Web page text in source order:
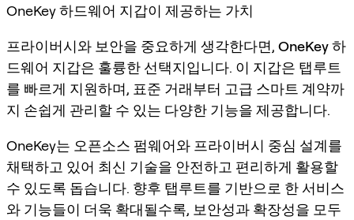
OneKey 하드웨어 지갑이 제공하는 가치
프라이버시와 보안을 중요하게 생각한다면, OneKey 하
드웨어 지갑은 훌륭한 선택지입니다. 이 지갑은 탭루트
를 빠르게 지원하며, 표준 거래부터 고급 스마트 계약까
지 손쉽게 관리할 수 있는 다양한 기능을 제공합니다.
OneKey는 오픈소스 펌웨어와 프라이버시 중심 설계를
채택하고 있어 최신 기술을 안전하고 편리하게 활용할
수 있도록 돕습니다. 향후 탭루트를 기반으로 한 서비스
와 기능들이 더욱 확대될수록, 보안성과 확장성을 모두